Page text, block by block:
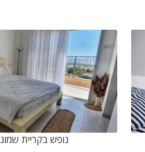
נופש בקריית